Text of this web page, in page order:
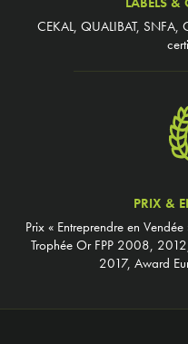
CEKAL, QUALIBAT,
PRIX &
Prix « Entreprendre en
Trophée Or FPP 2008,
2017, Award